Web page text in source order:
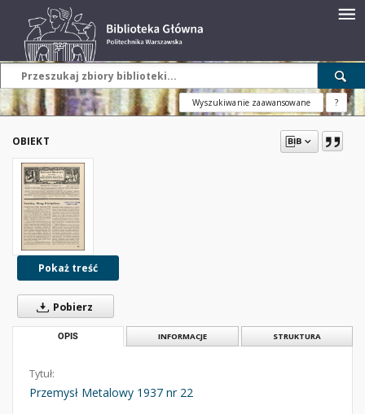
Wyszukiwanie zaawansowane ?
OBIEKT
Pokaż treść
Pobierz
OPIS INFORMACJE STRUKTURA
Tytuł:
Przemysł Metalowy 1937 nr 22